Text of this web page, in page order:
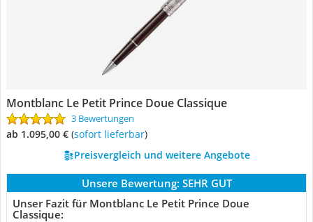
Montblanc Le Petit Prince Doue Classique
3 Bewertungen
ab 1.095,00 € ( Sofort lieferbar)
Preisvergleich und weitere Angebote
Unsere Bewertung: SEHR GUT
Unser Fazit für Montblanc Le Petit Prince Doue
Classique: